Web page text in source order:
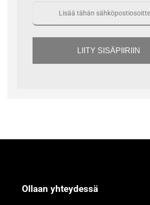
LIITY SISÄPIIRIIN
Ollaan yhteydessä